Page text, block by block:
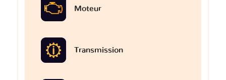
Moteur
Transmission